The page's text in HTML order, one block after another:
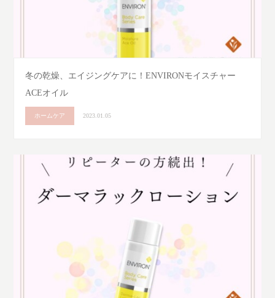
冬の乾燥、エイジングケアに！ENVIRONモイスチャー
ACEオイル
ホームケア 2023.01.05